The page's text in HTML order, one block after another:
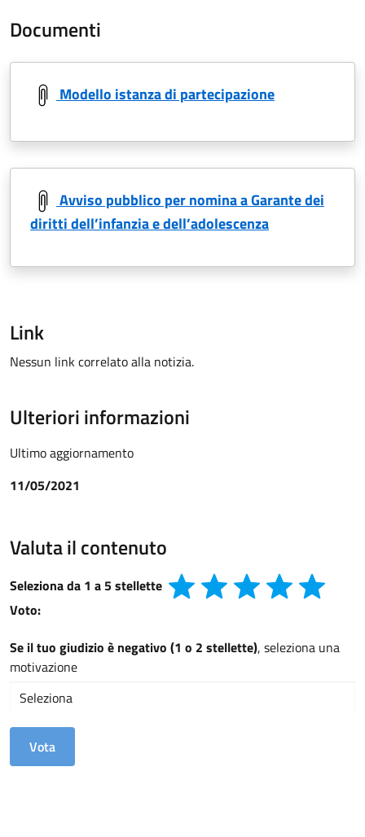
Documenti
Modello istanza di partecipazione
Avviso pubblico per nomina a Garante dei
diritti dell’infanzia e dell’adolescenza
Link
Nessun link correlato alla notizia.
Ulteriori informazioni
Ultimo aggiornamento
11/05/2021
Valuta il contenuto
Seleziona da 1 a 5 stellette
Voto:
Se il tuo giudizio è negativo (1 o 2 stellette), seleziona una
motivazione